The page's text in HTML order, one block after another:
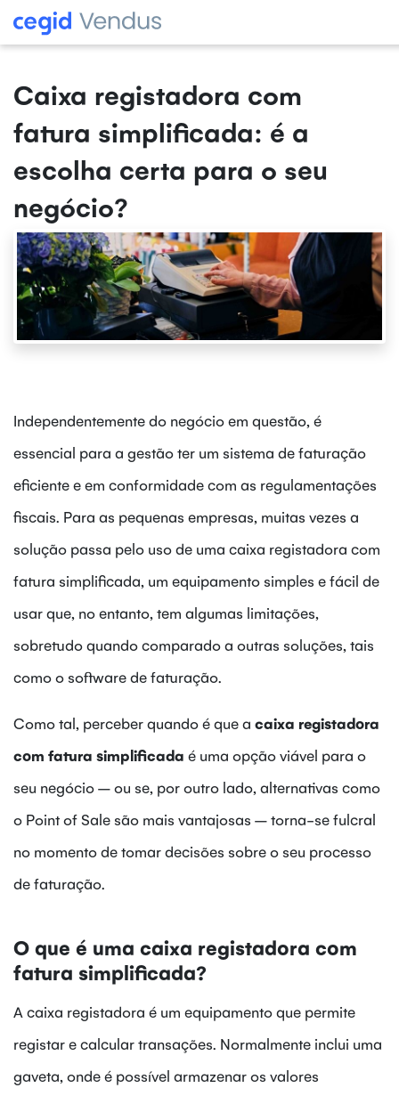
Caixa registadora com
fatura simplificada: é a
escolha certa para o seu
negócio?
Independentemente do negócio em questão, é
essencial para a gestão ter um sistema de faturação
eficiente e em conformidade com as regulamentações
fiscais. Para as pequenas empresas, muitas vezes a
solução passa pelo uso de uma caixa registadora com
fatura simplificada, um equipamento simples e fácil de
usar que, no entanto, tem algumas limitações,
sobretudo quando comparado a outras soluções, tais
como o software de faturação.
Como tal, perceber quando é que a caixa registadora
com fatura simplificada é uma opção viável para o
seu negócio – ou se, por outro lado, alternativas como
o Point of Sale são mais vantajosas – torna-se fulcral
no momento de tomar decisões sobre o seu processo
de faturação.
O que é uma caixa registadora com
fatura simplificada?
A caixa registadora é um equipamento que permite
registar e calcular transações. Normalmente inclui uma
gaveta, onde é possível armazenar os valores